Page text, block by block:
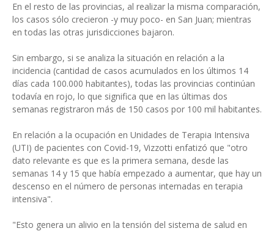
En el resto de las provincias, al realizar la misma comparación,
los casos sólo crecieron -y muy poco- en San Juan; mientras
en todas las otras jurisdicciones bajaron.
Sin embargo, si se analiza la situación en relación a la
incidencia (cantidad de casos acumulados en los últimos 14
días cada 100.000 habitantes), todas las provincias continúan
todavía en rojo, lo que significa que en las últimas dos
semanas registraron más de 150 casos por 100 mil habitantes.
En relación a la ocupación en Unidades de Terapia Intensiva
(UTI) de pacientes con Covid-19, Vizzotti enfatizó que "otro
dato relevante es que es la primera semana, desde las
semanas 14 y 15 que había empezado a aumentar, que hay un
descenso en el número de personas internadas en terapia
intensiva".
"Esto genera un alivio en la tensión del sistema de salud en